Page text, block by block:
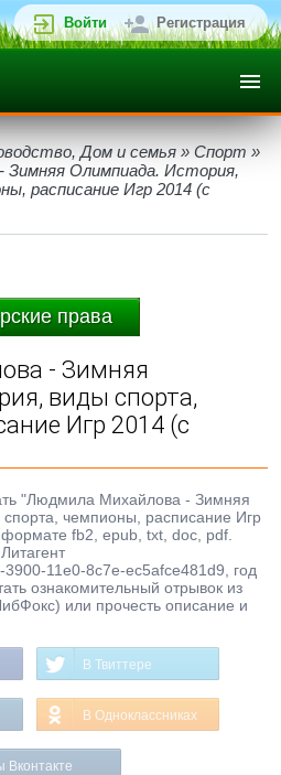
Войти Регистрация
Дом и семья » Спорт »
Зимняя Олимпиада. История,
расписание Игр 2014 (с
права
- Зимняя
виды спорта,
Игр 2014 (с
"Людмила Михайлова - Зимняя
чемпионы, расписание Игр
fb2, epub, txt, doc, pdf.
11e0-8c7e-ec5afce481d9, год
ознакомительный отрывок из
или прочесть описание и
В Твиттере
В Одноклассниках
Вконтакте